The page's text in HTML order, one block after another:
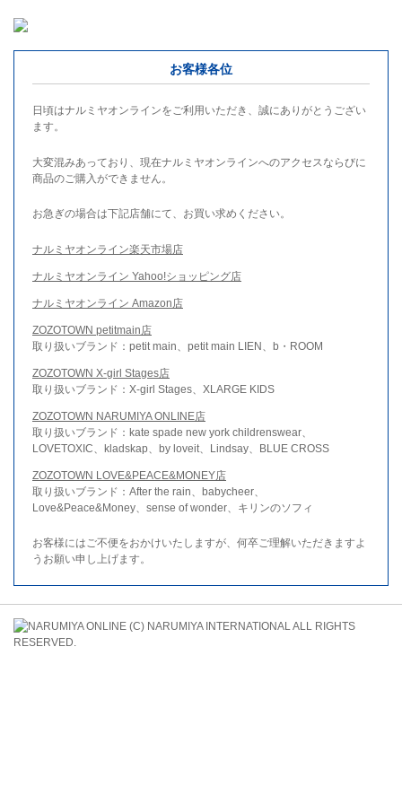
お客様各位
日頃はナルミヤオンラインをご利用いただき、誠にありがとうござい
ます。
大変混みあっており、現在ナルミヤオンラインへのアクセスならびに
商品のご購入ができません。
お急ぎの場合は下記店舗にて、お買い求めください。
ナルミヤオンライン楽天市場店
ナルミヤオンライン Yahoo!ショッピング店
ナルミヤオンライン Amazon店
ZOZOTOWN petitmain店
取り扱いブランド：petit main、petit main LIEN、b・ROOM
ZOZOTOWN X-girl Stages店
取り扱いブランド：X-girl Stages、XLARGE KIDS
ZOZOTOWN NARUMIYA ONLINE店
取り扱いブランド：kate spade new york childrenswear、
LOVETOXIC、kladskap、by loveit、Lindsay、BLUE CROSS
ZOZOTOWN LOVE&PEACE&MONEY店
取り扱いブランド：After the rain、babycheer、
Love&Peace&Money、sense of wonder、キリンのソフィ
お客様にはご不便をおかけいたしますが、何卒ご理解いただきますよ
うお願い申し上げます。